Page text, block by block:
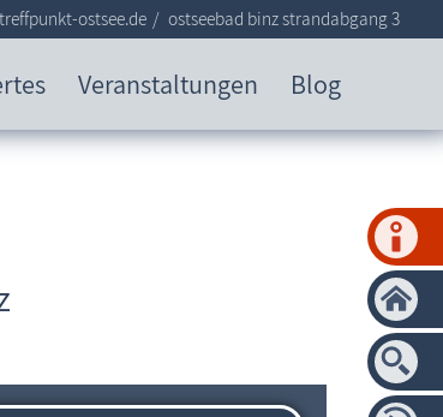
Veranstaltungen Blog
ostsee.de ostseebad binz strandabgang 3